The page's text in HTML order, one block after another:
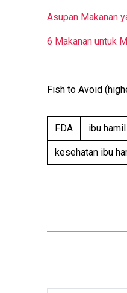
Asupan Makanan
6 Makanan untuk
Fish to Avoid
FDA ibu hamil
kesehatan ibu